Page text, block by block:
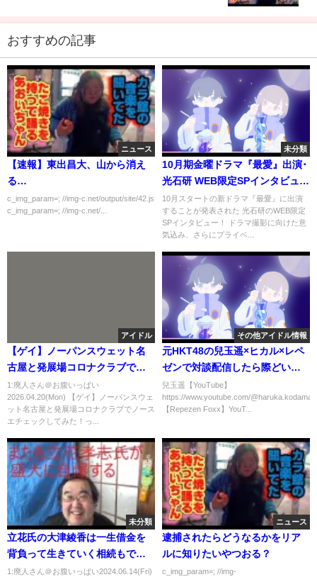
おすすめの記事
ニュース
【速報】東出昌大、山から消え
る…
c_img_param=; //img-c.net/output/site/42.js
c_img_param=; //img-c.net/...
未分類
10月期金曜ドラマ『最愛』出演･
光石研 WEB限定SPインタビュ
ー！【TBS】
10月スタートの新ドラマ『最愛』に出演
することが発表された 光石研のWEB限定
SPインタビュー！ ドラマ撮影に向けた意
気込み、さらにプライベ...
アイドル
【ゲイ】ノーパンスウェット名
古屋と発展場コロナクラブでノ
ースエチェックしてみた！
1:廃人さん＠お腹いっぱい
2026.04.20(Mon) 【ゲイ】ノーパンスウェ
ット名古屋と発展場コロナクラブでノース
エチェックしてみた！っ...
その他アイドル情報
元HKT48の兒玉遥×ヒカル×レペ
ゼンで対談配信したら際どい質
問に何でも答えてくれて可愛す
ぎた
兒玉遥【YouTube】
https://www.youtube.com/@haruka.kodama
【Repezen Foxx】YouT...
未分類
立花氏の大津綾香は一生借金を
背負って生きていく相続もでき
ないというご発言について
1:廃人さん＠お腹いっぱい2024.06.14(Fri)
ニュース
逮捕されたらどうなるかをリア
ルに知りたいやつおる？
c_img_param=; //img-